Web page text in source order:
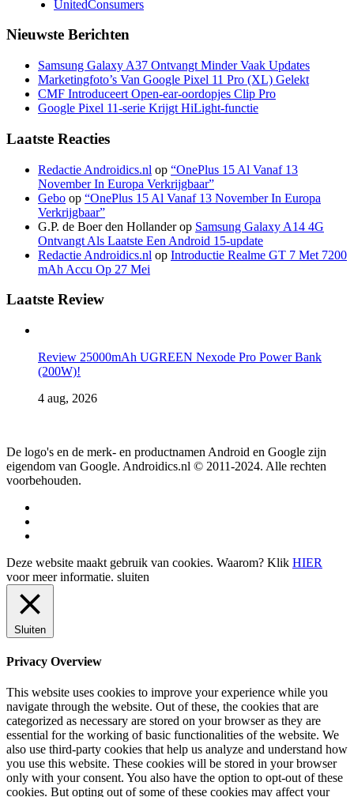
UnitedConsumers
Nieuwste Berichten
Samsung Galaxy A37 Ontvangt Minder Vaak Updates
Marketingfoto’s Van Google Pixel 11 Pro (XL) Gelekt
CMF Introduceert Open-ear-oordopjes Clip Pro
Google Pixel 11-serie Krijgt HiLight-functie
Laatste Reacties
Redactie Androidics.nl op “OnePlus 15 Al Vanaf 13
November In Europa Verkrijgbaar”
Gebo op “OnePlus 15 Al Vanaf 13 November In Europa
Verkrijgbaar”
G.P. de Boer den Hollanderop Samsung Galaxy A14 4G
Ontvangt Als Laatste Een Android 15-update
Redactie Androidics.nl op Introductie Realme GT 7 Met 7200
mAh Accu Op 27 Mei
Laatste Review
Review 25000mAh UGREEN Nexode Pro Power Bank
(200W)!
4 aug, 2026
De logo's en de merk- en productnamen Android en Google zijn
eigendom van Google. Androidics.nl © 2011-2024. Alle rechten
voorbehouden.
Deze website maakt gebruik van cookies. Waarom? Klik HIER
voor meer informatie. sluiten
Sluiten
Privacy Overview
This website uses cookies to improve your experience while you
navigate through the website. Out of these, the cookies that are
categorized as necessary are stored on your browser as they are
essential for the working of basic functionalities of the website. We
also use third-party cookies that help us analyze and understand how
you use this website. These cookies will be stored in your browser
only with your consent. You also have the option to opt-out of these
cookies. But opting out of some of these cookies may affect your